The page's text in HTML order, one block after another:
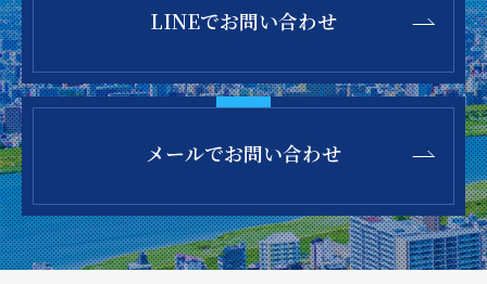
LINEでお問い合わせ
メールでお問い合わせ